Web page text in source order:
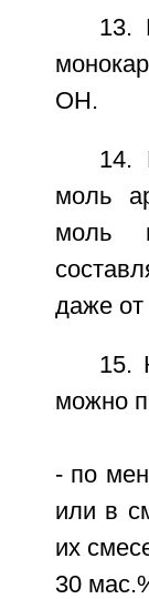
13.
ОН.
14.
моль
моль
даже от
15.
можно
- по
или в
их
30